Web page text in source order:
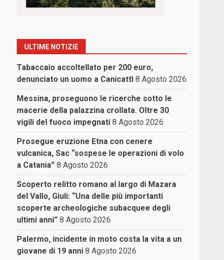
ULTIME NOTIZIE
Tabaccaio accoltellato per 200 euro,
denunciato un uomo a Canicattì 8 Agosto 2026
Messina, proseguono le ricerche sotto le
macerie della palazzina crollata. Oltre 30
vigili del fuoco impegnati 8 Agosto 2026
Prosegue eruzione Etna con cenere
vulcanica, Sac “sospese le operazioni di volo
a Catania” 8 Agosto 2026
Scoperto relitto romano al largo di Mazara
del Vallo, Giuli: “Una delle più importanti
scoperte archeologiche subacquee degli
ultimi anni” 8 Agosto 2026
Palermo, incidente in moto costa la vita a un
giovane di 19 anni 8 Agosto 2026